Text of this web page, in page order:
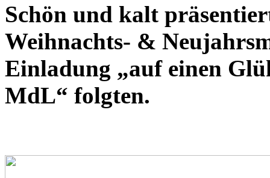
Schön und kalt
Weihnachts- &
Einladung „auf einen
MdL“ folgten.